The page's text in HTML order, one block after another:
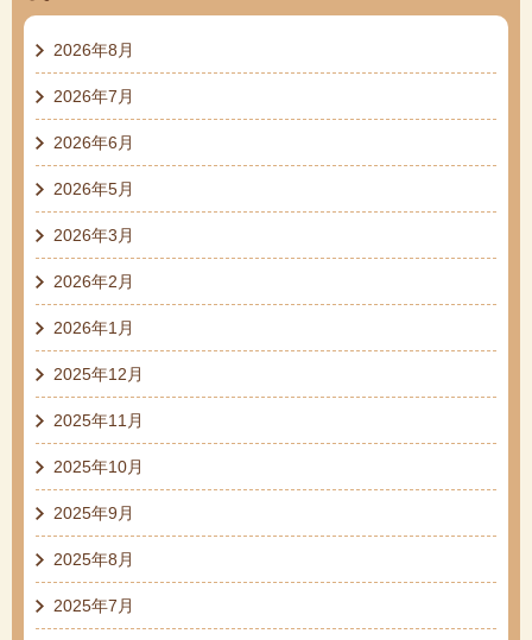
2026年8月
2026年7月
2026年6月
2026年5月
2026年3月
2026年2月
2026年1月
2025年12月
2025年11月
2025年10月
2025年9月
2025年8月
2025年7月